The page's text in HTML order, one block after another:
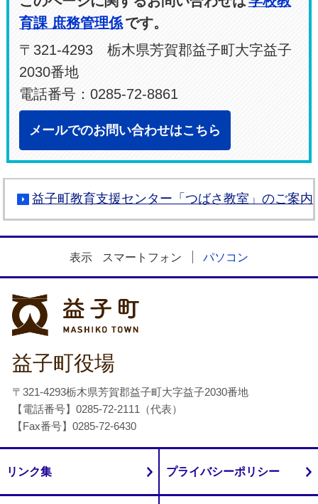
育課 庶務管理係です。
〒321-4293 栃木県芳賀郡益子町大字益子
2030番地
電話番号：0285-72-8861
メールでのお問い合わせはこちら
益子町教育支援センター「つばさ教室」のご案内
表示 スマートフォン パソコン
益子町役場
〒321-4293栃木県芳賀郡益子町大字益子2030番地
【電話番号】0285-72-2111（代表）
【Fax番号】0285-72-6430
リンク集 プライバシーポリシー